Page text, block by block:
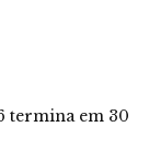
termina em 30